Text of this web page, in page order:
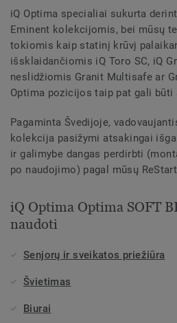
iQ Optima specialiai sukurta
Eminent kolekcijomis, bei mūsų
tokiomis kaip statinį krūvį
išsklaidančiomis iQ Toro SC, iQ
neslidžiomis Granit Multisafe ar
Optima pozicijos taip pat gali būti
Pagaminta Švedijoje,
kolekcija pasižymi atsakingai
ir galimybe dangas perdirbti
po naudojimo) pagal mūsų
iQ Optima Optima SOFT
naudoti
Senjorų ir sveikatos priežiūra
Švietimas
Biurai